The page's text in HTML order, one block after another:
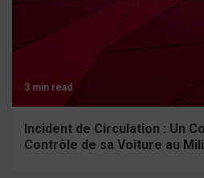
3 min read
Incident de Circulation : Un
Contrôle de sa Voiture au